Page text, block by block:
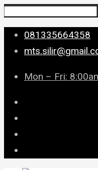
081335664358
Mon – Fri: